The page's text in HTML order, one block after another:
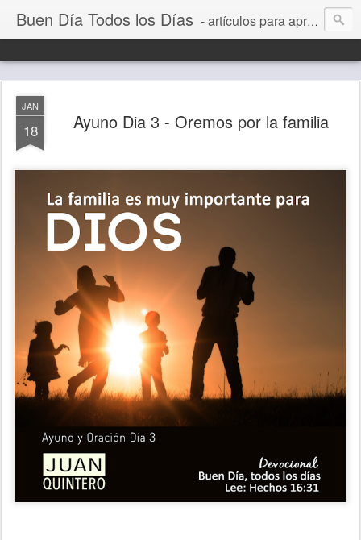
Buen Día Todos los Días - artículos para aprender a vivir mejor, un día a la vez. Por Juan C Quintero
JAN
18 Ayuno Dia 3 - Oremos por la familia